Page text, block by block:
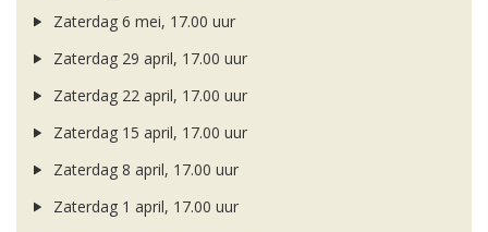
Zaterdag 6 mei, 17.00 uur
Zaterdag 29 april, 17.00 uur
Zaterdag 22 april, 17.00 uur
Zaterdag 15 april, 17.00 uur
Zaterdag 8 april, 17.00 uur
Zaterdag 1 april, 17.00 uur